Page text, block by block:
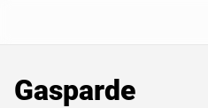
Gasparde